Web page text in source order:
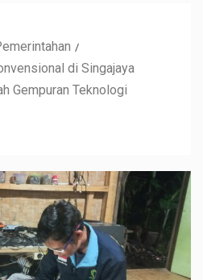
di Singajaya
Gempuran Teknologi